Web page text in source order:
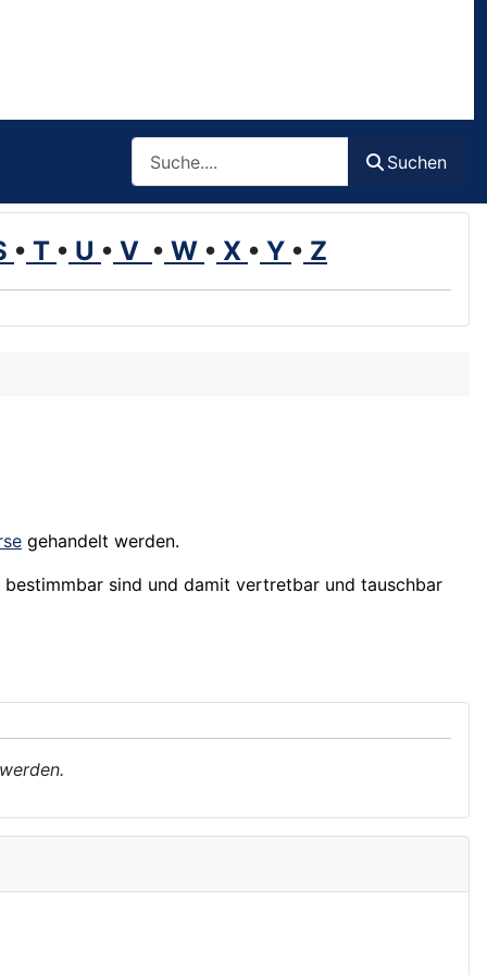
Suchen
• T • U • V • W • X • Y • Z
gehandelt werden.
sind und damit vertretbar und tauschbar